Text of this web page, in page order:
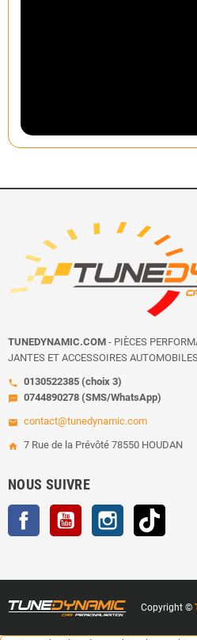
TUNEDYNAMIC.COM - PIÈCES
JANTES ET ACCESSOIRES
call 0130522385 (choix 3)
sms 0744890278 (SMS/WhatsApp)
email contact@tunedynamic.com
home 7 Rue de la Prévôté 78550 HOUDAN
NOUS SUIVRE
Facebook YouTube Instagram
Copyright ©